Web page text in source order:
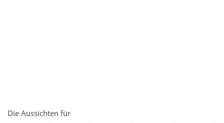
Die Aussichten für